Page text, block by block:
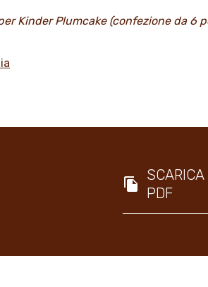
Kinder Plumcake (confezione da 6
PDF